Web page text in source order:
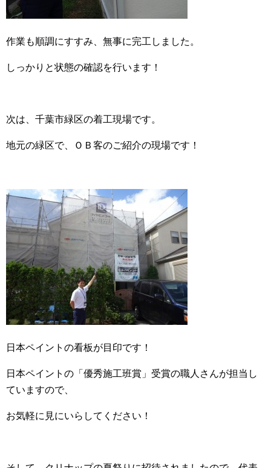
作業も順調にすすみ、無事に完工しました。
しっかりと状態の確認を行います！
次は、千葉市緑区の着工現場です。
地元の緑区で、ＯＢ客のご紹介の現場です！
日本ペイントの看板が目印です！
日本ペイントの「優秀施工班賞」受賞の職人さんが担当し
ていますので、
お気軽に見にいらしてください！